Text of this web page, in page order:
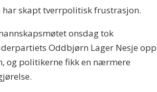
har skapt tverrpolitisk frustrasjon.
onsdag tok
Oddbjørn Lager Nesje opp
og politikerne fikk en nærmere